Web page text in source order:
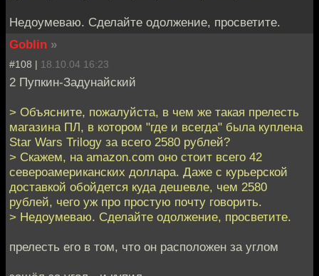
Недоумеваю. Сделайте одолжение, просветите.
Goblin »
#108 | 18.10.04 16:23
2 Пупкин-Задунайский
> Объясните, пожалуйста, в чем же такая прелесть
магазина ПЛ, в котором "где и всегда" была куплена
Star Wars Trilogy за всего 2580 рублей?
> Скажем, на amazon.com оно стоит всего 42
североамериканских доллара. Даже с курьерской
доставкой обойдется куда дешевле, чем 2580
рублей, чего уж про простую почту говорить.
> Недоумеваю. Сделайте одолжение, просветите.
прелесть его в том, что он расположен за углом